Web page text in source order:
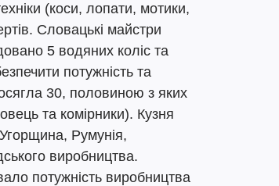
(коси, лопати, мотики,
Словацькі майстри
5 водяних коліс та
потужність та
30, половиною з яких
та комірники). Кузня
Румунія,
виробництва.
потужність виробництва